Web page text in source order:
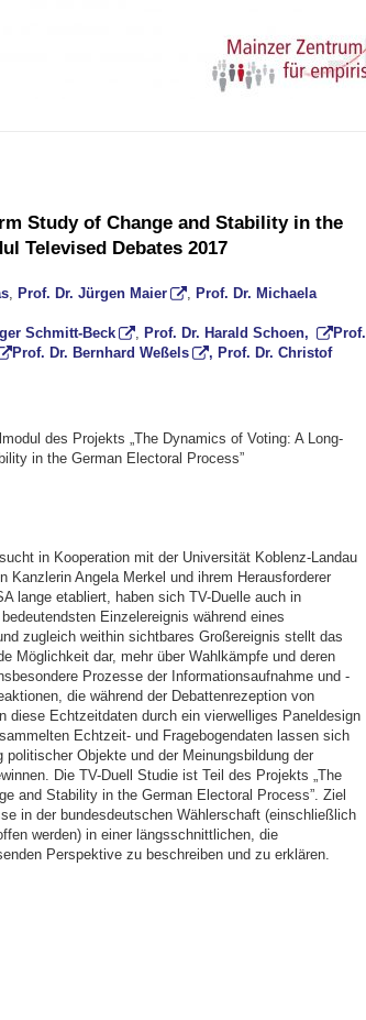
Study of Change and Stability in the
Televised Debates 2017
, Prof. Dr. Jürgen Maier , Prof. Dr. Michaela
Schmitt-Beck , Prof. Dr. Harald Schoen,
Prof.
Prof. Dr. Bernhard Weßels
, Prof. Dr. Christof
des Projekts „The Dynamics of Voting: A Long-
in the German Electoral Process”
in Kooperation mit der Universität Koblenz-Landau
Kanzlerin Angela Merkel und ihrem Herausforderer
lange etabliert, haben sich TV-Duelle auch in
Einzelereignis während eines
zugleich weithin sichtbares Großereignis stellt das
Möglichkeit dar, mehr über Wahlkämpfe und deren
Prozesse der Informationsaufnahme und -
die während der Debattenrezeption von
diese Echtzeitdaten durch ein vierwelliges Paneldesign
Echtzeit- und Fragebogendaten lassen sich
Objekte und der Meinungsbildung der
Die TV-Duell Studie ist Teil des Projekts „The
and Stability in the German Electoral Process”. Ziel
in der bundesdeutschen Wählerschaft (einschließlich
werden) in einer längsschnittlichen, die
Perspektive zu beschreiben und zu erklären.